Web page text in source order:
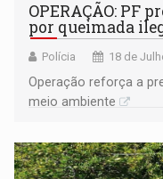
OPERAÇÃO: PF
por queimada
Polícia 18 de
Operação reforça a
meio ambiente